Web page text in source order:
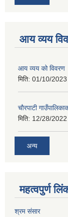
आय व्यय
आय व्यय को विवरण
मिति: 01/10/
चाैरपाटी
मिति: 12/28/
अन्य
महत्वपुर्ण
श्रम संसार